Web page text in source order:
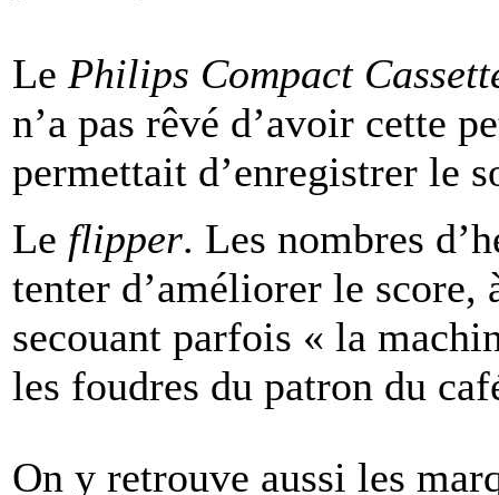
Le Philips Compact
n’a pas rêvé d’avoir cette
permettait d’enregistrer le
Le flipper. Les nombres
tenter d’améliorer le
secouant parfois « la
les foudres du patron du
On y retrouve aussi les